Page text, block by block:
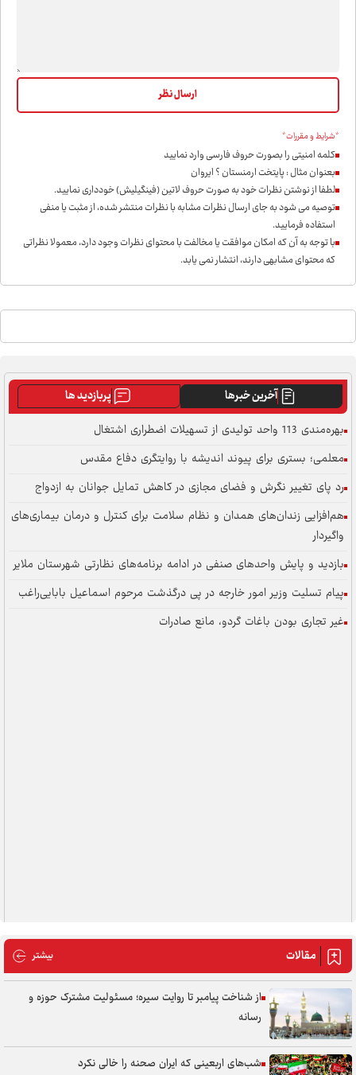
*شرایط و مقررات*
کلمه امنیتی را بصورت حروف فارسی وارد نمایید
بعنوان مثال : پایتخت ارمنستان ؟ ایروان
لطفا از نوشتن نظرات خود به صورت حروف لاتین (فینگیلیش) خودداری نمايید.
توصیه می شود به جای ارسال نظرات مشابه با نظرات منتشر شده، از مثبت یا منفی
استفاده فرمایید.
با توجه به آن که امکان موافقت یا مخالفت با محتوای نظرات وجود دارد، معمولا نظراتی
که محتوای مشابهی دارند، انتشار نمی یابد.
آخرین خبرها
پربازدید ها
بهره‌مندی 113 واحد تولیدی از تسهیلات اضطراری اشتغال
معلمی؛ بستری برای پیوند اندیشه با روایتگری دفاع مقدس
رد پای تغییر نگرش و فضای مجازی در کاهش تمایل جوانان به ازدواج
هم‌افزایی زندان‌های همدان و نظام سلامت برای کنترل و درمان بیماری‌های
واگیردار
بازدید و پایش واحدهای صنفی در ادامه برنامه‌های نظارتی شهرستان ملایر
پیام تسلیت وزیر امور خارجه در پی درگذشت مرحوم اسماعیل بابایی‌راغب
غیر تجاری بودن باغات گردو، مانع صادرات
مقالات بیشتر مقالات
از شناخت پیامبر تا روایت سیره؛ مسئولیت مشترک حوزه و
رسانه
شب‌های اربعینی که ایران صحنه را خالی نکرد